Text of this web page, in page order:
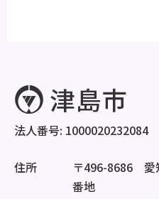
法人番号: 1000020232084
住所
〒496-8686 愛
番地